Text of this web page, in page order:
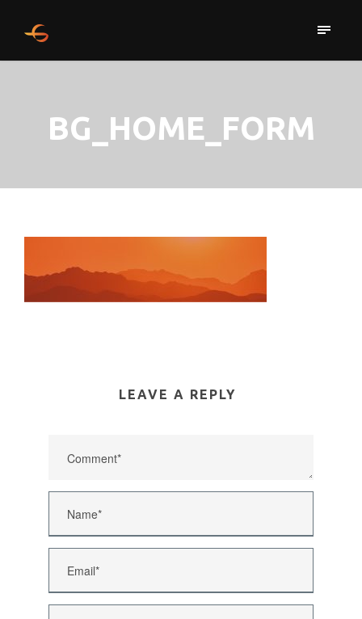
BG_HOME_FORM
LEAVE A REPLY